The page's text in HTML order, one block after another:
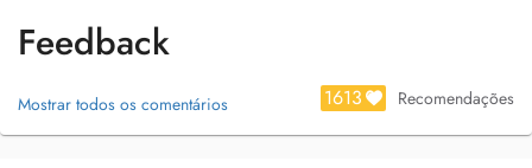
LA MÉDECINE CHINOISE ET L'ACUPUNCTURE NE REMPLACENT
PAS LA CONSULTATION MÉDICALE, LE DIAGNOSTIC OU LE SUIVI
EN: Acupuncutre for disorders
Feedback
Mostrar todos os comentários 1613 Recomendações